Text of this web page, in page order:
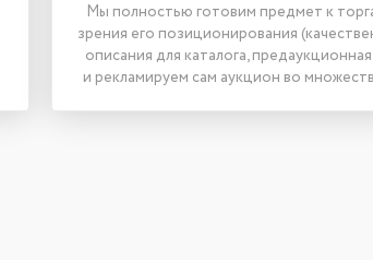
Мы полностью готовим предмет к
зрения его позиционирования
описания для каталога,
и рекламируем сам аукцион во